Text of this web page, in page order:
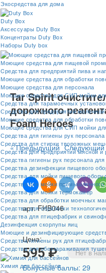
Экосредства для дома
Duty Box
Аксессуары Duty Box
Концентраты Duty Box
Наборы Duty box
Моющие средства для пищевой
Cредства для предприятий пива и
Моющие средства для обработки
Моющие средства для персонала
Моющие средства для СИП мойки
Средства для тарамоечных
Средства для предприятий
Моющие средства для обработки
Моющие средства для СИП мойки
Средства для гигиены рук персонала
Средства для стирки творожных
Средства для предприятий мясной
Средства гигиены рук персонала
Средства дезинфекции пищевого
Средства для мойки пищевого
Средства для мойки промышленного
Средства для мойки термокамер
Средства для обработки моечных
Средства для обработки
Средства для птицефабрик и
Дезинфекция скорлупы яиц
Моющие и дезинфицирующие
Средства гигиены рук для
Средства для обеззараживания
Химия для бассейнов
Tar Spirit
дорожного
Foam Heroes
« Предыдущий Следующий
арт. FHB046
Цена:
595 ₽ Нет в
Бонусные баллы: 29